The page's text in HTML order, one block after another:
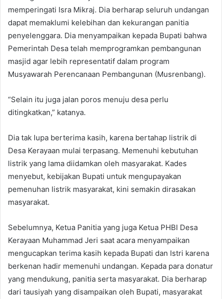
memperingati Isra Mikraj. Dia berharap seluruh undangan
dapat memaklumi kelebihan dan kekurangan panitia
penyelenggara. Dia menyampaikan kepada Bupati bahwa
Pemerintah Desa telah memprogramkan pembangunan
masjid agar lebih representatif dalam program
Musyawarah Perencanaan Pembangunan (Musrenbang).
“Selain itu juga jalan poros menuju desa perlu
ditingkatkan,” katanya.
Dia tak lupa berterima kasih, karena bertahap listrik di
Desa Kerayaan mulai terpasang. Memenuhi kebutuhan
listrik yang lama diidamkan oleh masyarakat. Kades
menyebut, kebijakan Bupati untuk mengupayakan
pemenuhan listrik masyarakat, kini semakin dirasakan
masyarakat.
Sebelumnya, Ketua Panitia yang juga Ketua PHBI Desa
Kerayaan Muhammad Jeri saat acara menyampaikan
mengucapkan terima kasih kepada Bupati dan Istri karena
berkenan hadir memenuhi undangan. Kepada para donatur
yang mendukung, panitia serta masyarakat. Dia berharap
dari tausiyah yang disampaikan oleh Bupati, masyarakat